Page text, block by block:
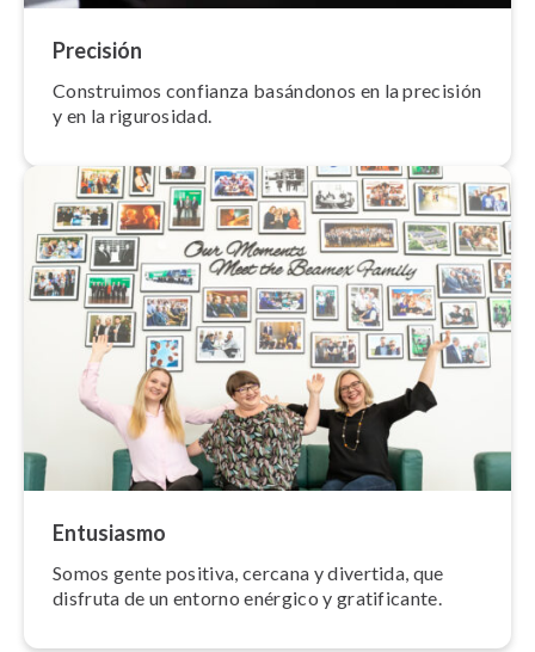
Precisión
Construimos confianza basándonos en la precisión
y en la rigurosidad.
Entusiasmo
Somos gente positiva, cercana y divertida, que
disfruta de un entorno enérgico y gra­ti­fi­ca­n­te.